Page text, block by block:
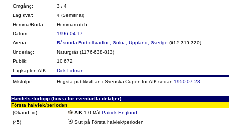
Omgång:
3 / 4
Lag kvar:
4 (Semifinal)
Hemma/Borta:
Hemmamatch
Datum:
1996-04-17
Arena:
Råsunda Fotbollstadion, Solna, Uppland, Sverige (612-316-320)
Underlag:
Naturgräs (1176-638-813)
Publik:
10 672
Lagkapten AIK:
Dick Lidman
Milstolpe:
Högsta publiksiffran i Svenska Cupen för AIK sedan 1950-07-23
Händelseförlopp (hovra för eventuella detaljer)
Första halvlek/perioden
(Okänd tid)
AIK 1-0 Mål Patrick Englund
(45)
Slut på Första halvlek/perioden